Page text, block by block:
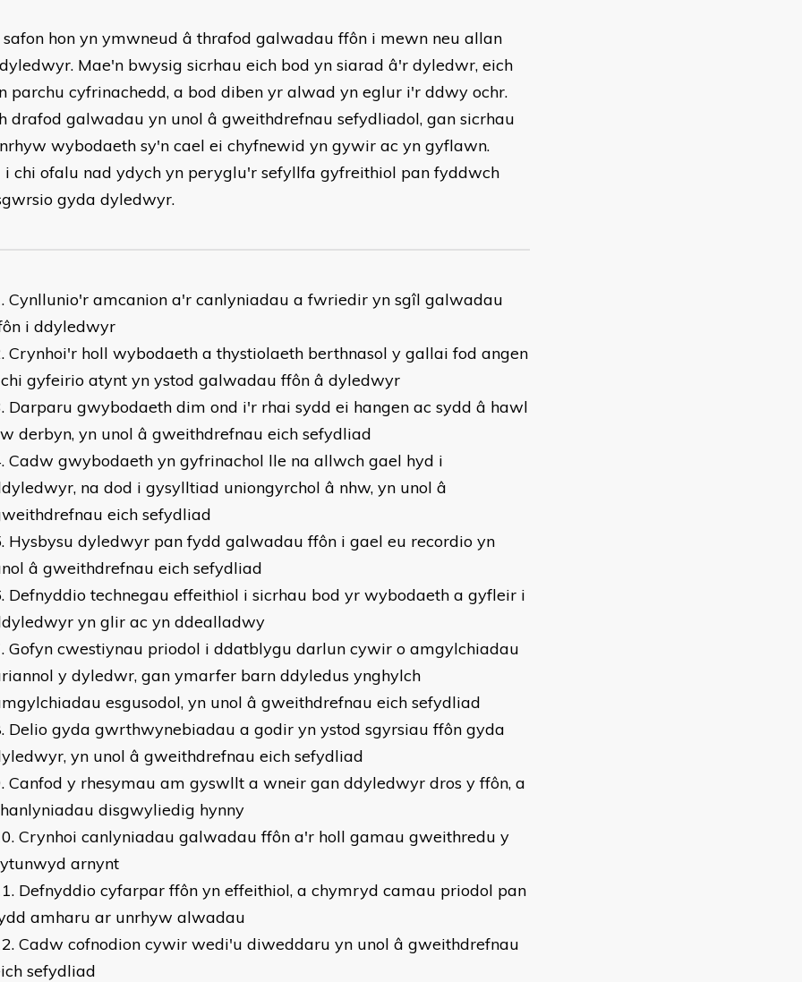
safon hon yn ymwneud â thrafod galwadau ffôn i mewn neu allan
Mae'n bwysig sicrhau eich bod yn siarad â'r dyledwr, eich
parchu cyfrinachedd, a bod diben yr alwad yn eglur i'r ddwy ochr.
drafod galwadau yn unol â gweithdrefnau sefydliadol, gan sicrhau
wybodaeth sy'n cael ei chyfnewid yn gywir ac yn gyflawn.
i chi ofalu nad ydych yn peryglu'r sefyllfa gyfreithiol pan fyddwch
gyda dyledwyr.
Cynllunio'r amcanion a'r canlyniadau a fwriedir yn sgîl galwadau
i ddyledwyr
Crynhoi'r holl wybodaeth a thystiolaeth berthnasol y gallai fod angen
gyfeirio atynt yn ystod galwadau ffôn â dyledwyr
Darparu gwybodaeth dim ond i'r rhai sydd ei hangen ac sydd â hawl
derbyn, yn unol â gweithdrefnau eich sefydliad
Cadw gwybodaeth yn gyfrinachol lle na allwch gael hyd i
na dod i gysylltiad uniongyrchol â nhw, yn unol â
eich sefydliad
Hysbysu dyledwyr pan fydd galwadau ffôn i gael eu recordio yn
â gweithdrefnau eich sefydliad
Defnyddio technegau effeithiol i sicrhau bod yr wybodaeth a gyfleir i
yn glir ac yn ddealladwy
Gofyn cwestiynau priodol i ddatblygu darlun cywir o amgylchiadau
y dyledwr, gan ymarfer barn ddyledus ynghylch
esgusodol, yn unol â gweithdrefnau eich sefydliad
Delio gyda gwrthwynebiadau a godir yn ystod sgyrsiau ffôn gyda
yn unol â gweithdrefnau eich sefydliad
Canfod y rhesymau am gyswllt a wneir gan ddyledwyr dros y ffôn, a
disgwyliedig hynny
Crynhoi canlyniadau galwadau ffôn a'r holl gamau gweithredu y
arnynt
Defnyddio cyfarpar ffôn yn effeithiol, a chymryd camau priodol pan
amharu ar unrhyw alwadau
Cadw cofnodion cywir wedi'u diweddaru yn unol â gweithdrefnau
sefydliad